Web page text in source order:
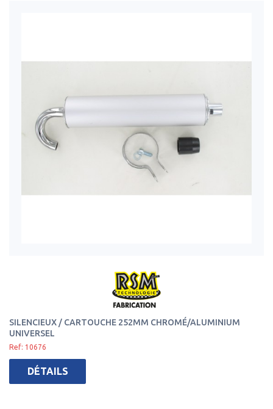
SILENCIEUX / CARTOUCHE 252MM CHROMÉ/ALUMINIUM
UNIVERSEL
Ref: 10676
DÉTAILS